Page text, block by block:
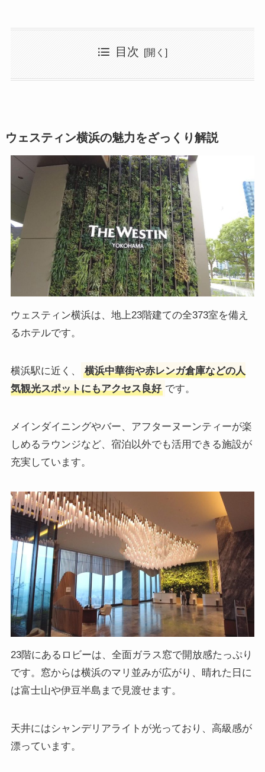
目次
ウェスティン横浜の魅力をざっくり解説
ウェスティン横浜は、地上23階建ての全373室を備え
るホテルです。
横浜駅に近く、
横浜中華街や赤レンガ倉庫などの人
気観光スポットにもアクセス良好 です。
メインダイニングやバー、アフターヌーンティーが楽
しめるラウンジなど、宿泊以外でも活用できる施設が
充実しています。
23階にあるロビーは、全面ガラス窓で開放感たっぷり
です。窓からは横浜のマリ並みが広がり、晴れた日に
は富士山や伊豆半島まで見渡せます。
天井にはシャンデリアライトが光っており、高級感が
漂っています。